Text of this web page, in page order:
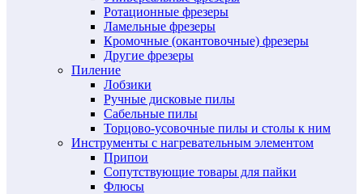
Ротационные фрезеры
Ламельные фрезеры
Кромочные (окантовочные) фрезеры
Другие фрезеры
Пиление
Лобзики
Ручные дисковые пилы
Сабельные пилы
Торцово-усовочные пилы и столы к ним
Инструменты с нагревательным элементом
Припои
Сопутствующие товары для пайки
Флюсы